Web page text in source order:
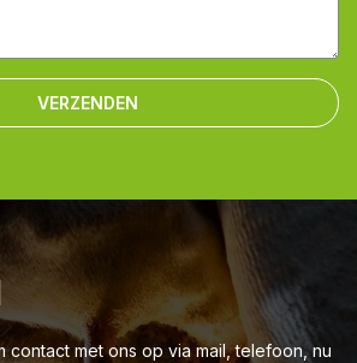
VERZENDEN
contact met ons op via mail, telefoon, nu